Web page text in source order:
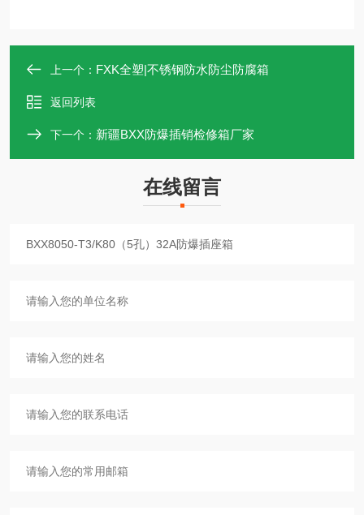
上一个： FXK全塑|不锈钢防水防尘防腐箱
返回列表
下一个： 新疆BXX防爆插销检修箱厂家
在线留言